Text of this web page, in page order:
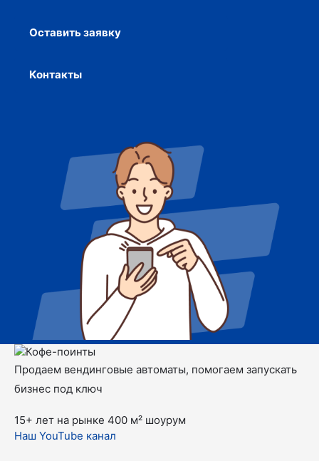
Оставить заявку
Контакты
Продаем вендинговые автоматы, помогаем запускать
бизнес под ключ
15+ лет на рынке 400 м² шоурум
Наш YouTube канал